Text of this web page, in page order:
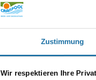
Zustimmung
Wir respektieren Ihre